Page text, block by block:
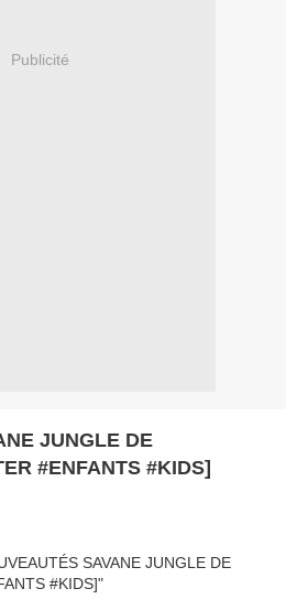
Publicité
JUNGLE DE
#ENFANTS #KIDS]